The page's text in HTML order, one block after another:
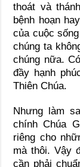
thoát và
bệnh hoạn
của cuộc
chúng ta
chúng nữa.
đầy hạnh
Thiên Chúa.
Nhưng làm
chính Chúa
riêng cho
mà thôi. Vậy
cần phải